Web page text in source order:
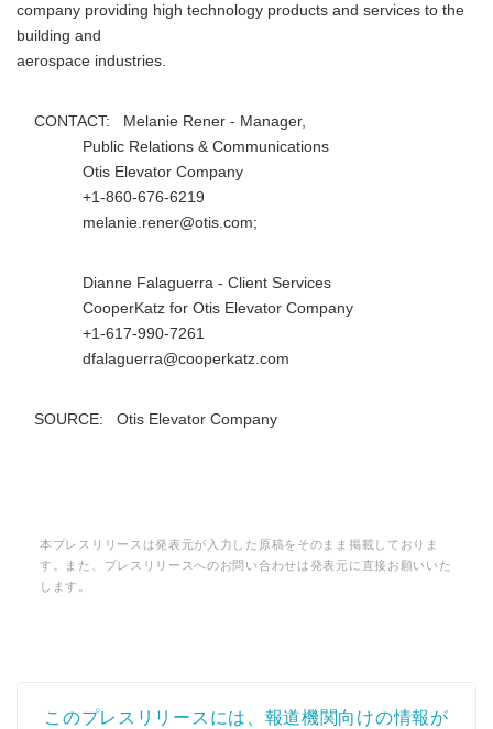
company providing high technology products and services to the
building and
aerospace industries.
CONTACT: Melanie Rener - Manager,
Public Relations & Communications
Otis Elevator Company
+1-860-676-6219
melanie.rener@otis.com;
Dianne Falaguerra - Client Services
CooperKatz for Otis Elevator Company
+1-617-990-7261
dfalaguerra@cooperkatz.com
SOURCE: Otis Elevator Company
本プレスリリースは発表元が入力した原稿をそのまま掲載しておりま
す。また、プレスリリースへのお問い合わせは発表元に直接お願いいた
します。
このプレスリリースには、報道機関向けの情報が
English